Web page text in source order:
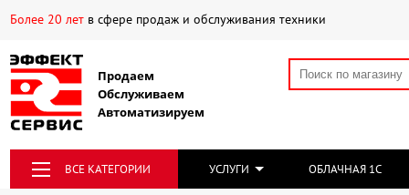
Более 20 летв сфере продаж и обслуживания техники
Продаем
Обслуживаем
Автоматизируем
ВСЕ КАТЕГОРИИ УСЛУГИ ОБЛАЧНАЯ 1С